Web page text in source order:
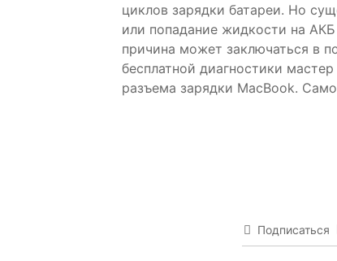
циклов зарядки батареи. Но
или попадание жидкости на
причина может заключаться в
бесплатной диагностики
разъема зарядки MacBook.
Подписаться